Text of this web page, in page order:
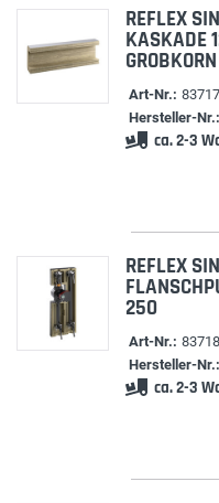
REFLEX
KASKADE
Art-Nr.:
Hersteller-Nr.:
ca. 2-3
REFLEX
250
Art-Nr.:
Hersteller-Nr.:
ca. 2-3